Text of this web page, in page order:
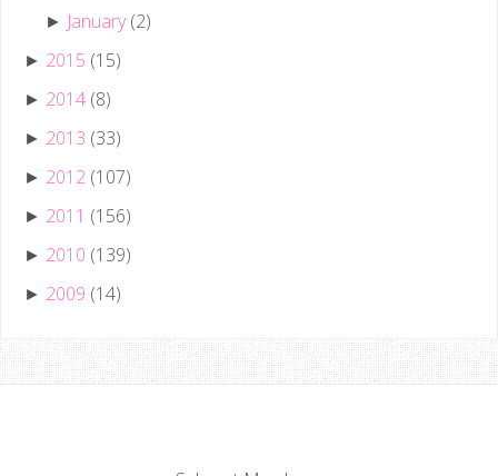
► January (2)
► 2015 (15)
► 2014 (8)
► 2013 (33)
► 2012 (107)
► 2011 (156)
► 2010 (139)
► 2009 (14)